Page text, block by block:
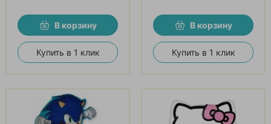
В корзину
Купить в 1 клик
В корзину
Купить в 1 клик